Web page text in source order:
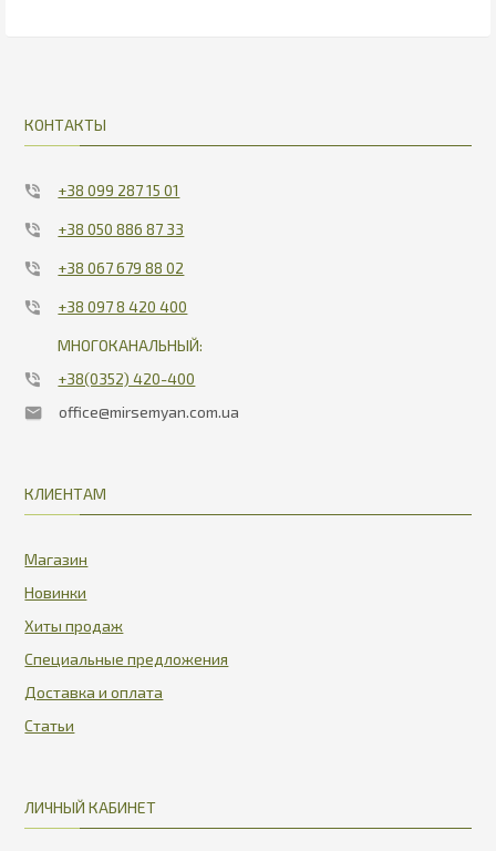
КОНТАКТЫ
+38 099 287 15 01
+38 050 886 87 33
+38 067 679 88 02
+38 097 8 420 400
МНОГОКАНАЛЬНЫЙ:
+38(0352) 420-400
office@mirsemyan.com.ua
КЛИЕНТАМ
Магазин
Новинки
Хиты продаж
Специальные предложения
Доставка и оплата
Статьи
ЛИЧНЫЙ КАБИНЕТ